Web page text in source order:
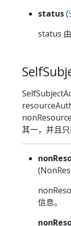
status(
status
其一，并且只
信息。